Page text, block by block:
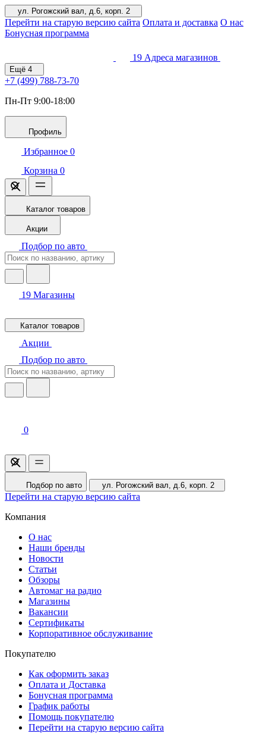
ул. Рогожский вал, д.6, корп. 2
Перейти на старую версию сайта Оплата и доставка О нас
Бонусная программа
19 Адреса магазинов
Ещё 4
+7 (499) 788-73-70
Пн-Пт 9:00-18:00
Профиль
Избранное 0
Корзина 0
Каталог товаров
Акции
Подбор по авто
19 Магазины
Каталог товаров
Акции
Подбор по авто
0
Подбор по авто ул. Рогожский вал, д.6, корп. 2
Перейти на старую версию сайта
Компания
О нас
Наши бренды
Новости
Статьи
Обзоры
Автомаг на радио
Магазины
Вакансии
Сертификаты
Корпоративное обслуживание
Покупателю
Как оформить заказ
Оплата и Доставка
Бонусная программа
График работы
Помощь покупателю
Перейти на старую версию сайта